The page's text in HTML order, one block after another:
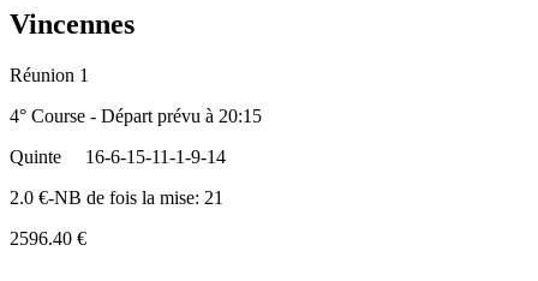
Vincennes
Réunion 1
4° Course - Départ prévu à 20:15
Quinte
16-6-15-11-1-9-14
2.0 €-NB de fois la mise: 21
2596.40 €